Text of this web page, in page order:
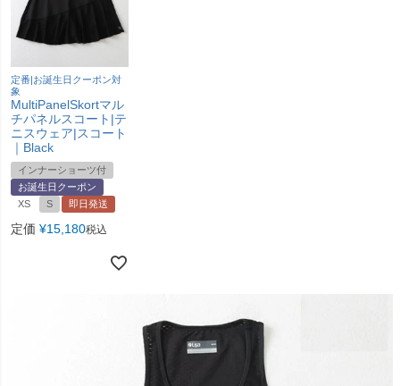
定番|お誕生日クーポン対
象
MultiPanelSkortマル
チパネルスコート|テ
ニスウェア|スコート
｜Black
インナーショーツ付
お誕生日クーポン
XS
S 即日発送
定価 ¥15,180税込